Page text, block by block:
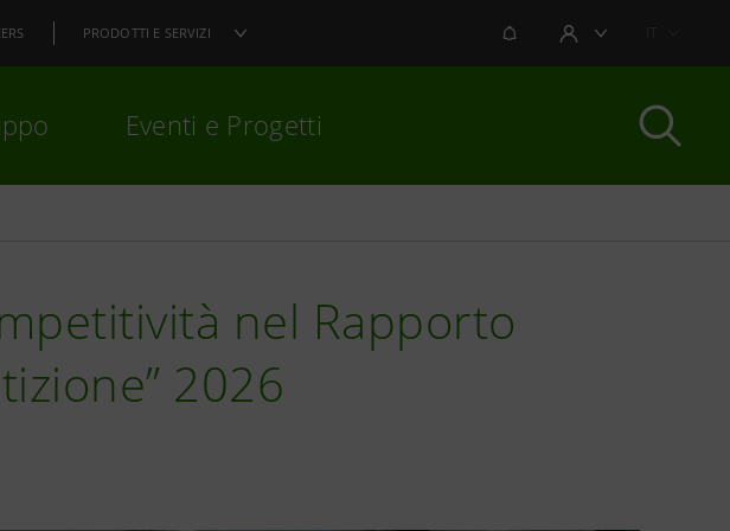
PRODOTTI E SERVIZI NOTIFICHEAREA UTENTE
Eventi e Progetti
nel Rapporto
2026